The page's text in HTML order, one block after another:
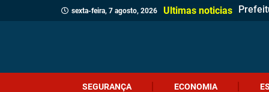
sexta-feira, 7 agosto, 2026 Ultimas noticias Dia
Corpo
SEGURANÇA ECONOMIA